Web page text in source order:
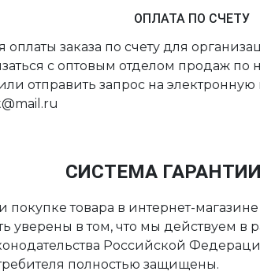
ОПЛАТА ПО СЧЕТУ
оплаты заказа по счету для
с оптовым отделом продаж по
отправить запрос на электронную
СИСТЕМА ГАРАНТИИ
покупке товара в интернет-
уверены в том, что мы действуем в
Российской
полностью защищены.